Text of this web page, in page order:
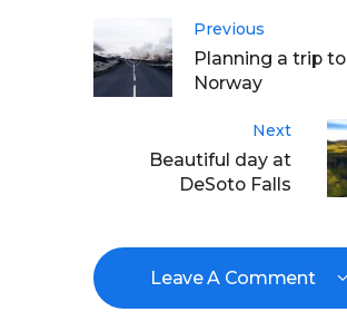
Previous
Planning a trip to
Norway
Next
Beautiful day at
DeSoto Falls
Leave A Comment